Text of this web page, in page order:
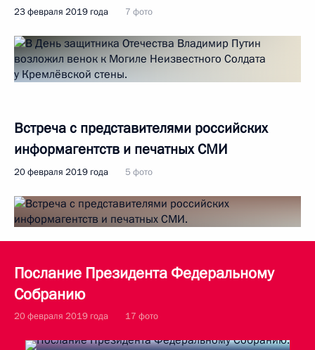
23 февраля 2019 года 7 фото
Встреча с представителями российских
информагентств и печатных СМИ
20 февраля 2019 года 5 фото
Послание Президента Федеральному
Собранию
20 февраля 2019 года 17 фото